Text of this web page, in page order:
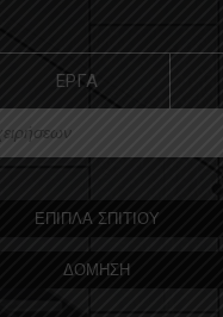
ΕΡΓΑ
ΕΠΙΠΛΑ ΣΠΙΤΙΟΥ
ΔΟΜΗΣΗ